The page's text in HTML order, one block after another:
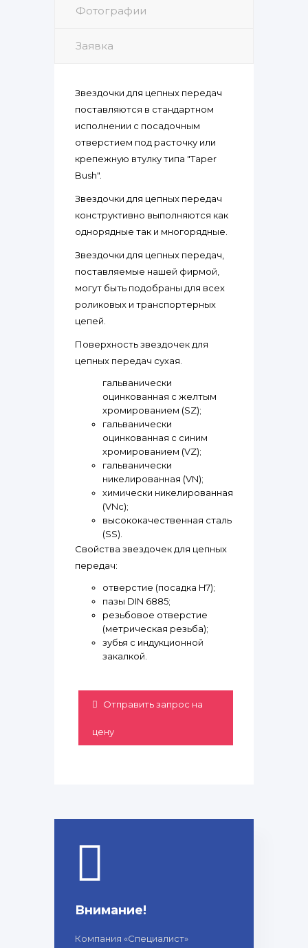
Фотографии
Заявка
Звездочки для цепных передач
поставляются в стандартном
исполнении с посадочным
отверстием под расточку или
крепежную втулку типа "Taper
Bush".
Звездочки для цепных передач
конструктивно выполняются как
однорядные так и многорядные.
Звездочки для цепных передач,
поставляемые нашей фирмой,
могут быть подобраны для всех
роликовых и транспортерных
цепей.
Поверхность звездочек для
цепных передач сухая.
гальванически
оцинкованная с желтым
хромированием (SZ);
гальванически
оцинкованная с синим
хромированием (VZ);
гальванически
никелированная (VN);
химически никелированная
(VNc);
высококачественная сталь
(SS).
Свойства звездочек для цепных
передач:
отверстие (посадка H7);
пазы DIN 6885;
резьбовое отверстие
(метрическая резьба);
зубья с индукционной
закалкой.
Отправить запрос на
цену
Внимание!
Компания «Специалист»